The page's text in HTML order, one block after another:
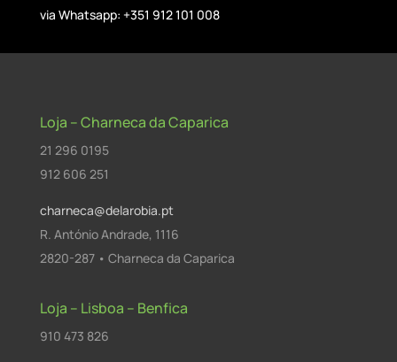
via Whatsapp: +351 912 101 008
Loja – Charneca da Caparica
21 296 0195
912 606 251
charneca@delarobia.pt
R. António Andrade, 1116
2820-287 • Charneca da Caparica
Loja – Lisboa – Benfica
910 473 826